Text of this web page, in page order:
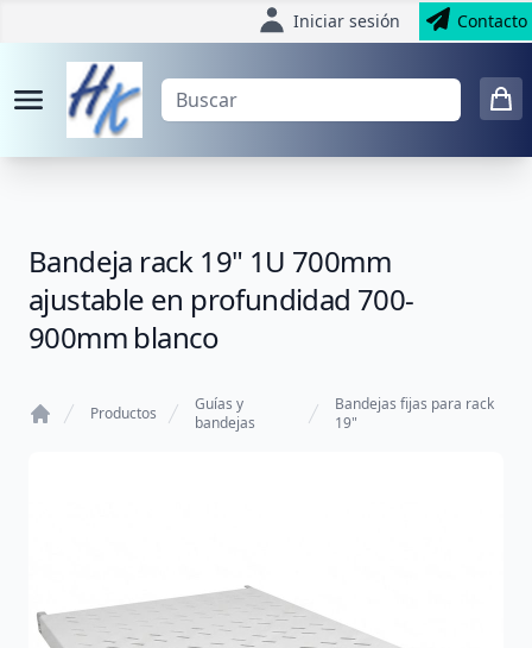
Iniciar sesión Contacto
Bandeja rack 19" 1U 700mm
ajustable en profundidad 700-
900mm blanco
Productos
Guías y
bandejas
Bandejas fijas para rack
19"